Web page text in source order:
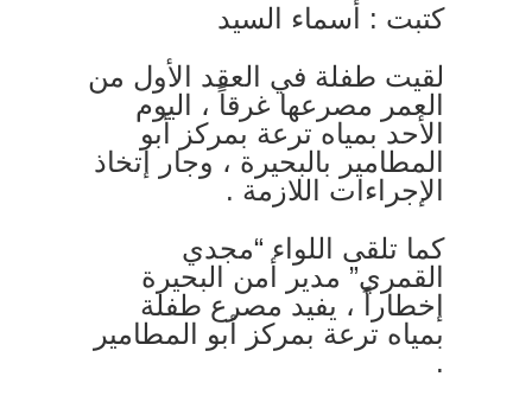
كتبت : أسماء السيد
لقيت طفلة في العقد الأول من
العمر مصرعها غرقاً ، اليوم
الأحد بمياه ترعة بمركز أبو
المطامير بالبحيرة ، وجار إتخاذ
الإجراءات اللازمة .
كما تلقى اللواء “مجدي
القمري” مدير أمن البحيرة
إخطاراً ، يفيد مصرع طفلة
بمياه ترعة بمركز أبو المطامير
.